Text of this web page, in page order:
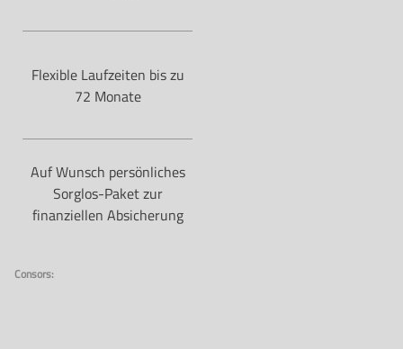
Flexible Laufzeiten bis zu
72 Monate
Auf Wunsch persönliches
Sorglos-Paket zur
finanziellen Absicherung
Consors: